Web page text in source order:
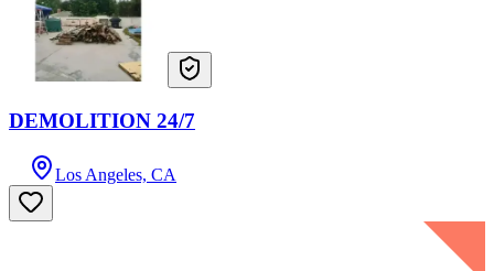
DEMOLITION 24/7
Los Angeles, CA